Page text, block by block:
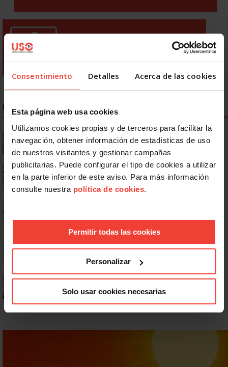
Consentimiento Detalles Acerca de las cookies
Esta página web usa cookies
Utilizamos cookies propias y de terceros para facilitar la
navegación, obtener información de estadísticas de uso
de nuestros visitantes y gestionar campañas
publicitarias. Puede configurar el tipo de cookies a utilizar
en la parte inferior de este aviso. Para más información
consulte nuestra política de cookies.
Permitir todas las cookies
Personalizar
Solo usar cookies necesarias
NOTICIAS MÁS LEÍDAS
Se actualizan las patologías para acceder a la jubilación
anticipada por discapacidad
Ya os podéis descargar la app de USO
libre
¿Puedo viajar estando de baja?